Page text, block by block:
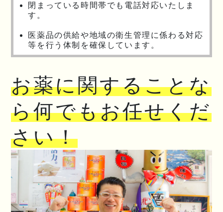
閉まっている時間帯でも電話対応いたしま
す。
医薬品の供給や地域の衛生管理に係わる対応
等を行う体制を確保しています。
お薬に関することな
ら何でもお任せくだ
さい！